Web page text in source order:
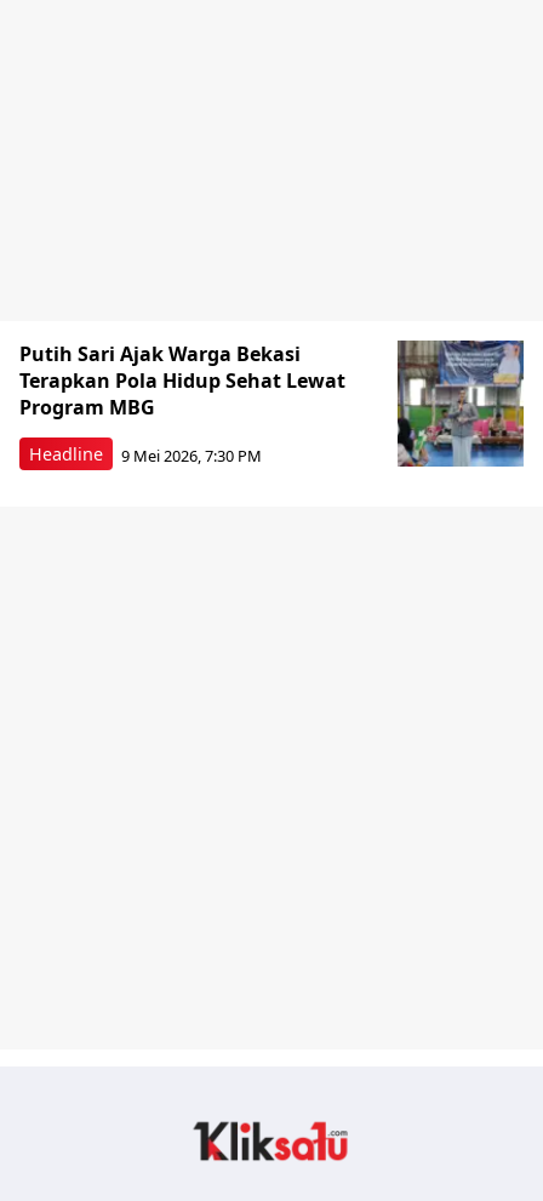
Headline
Putih Sari Ajak Warga Bekasi
Terapkan Pola Hidup Sehat Lewat
Program MBG
9 Mei 2026, 7:30 PM